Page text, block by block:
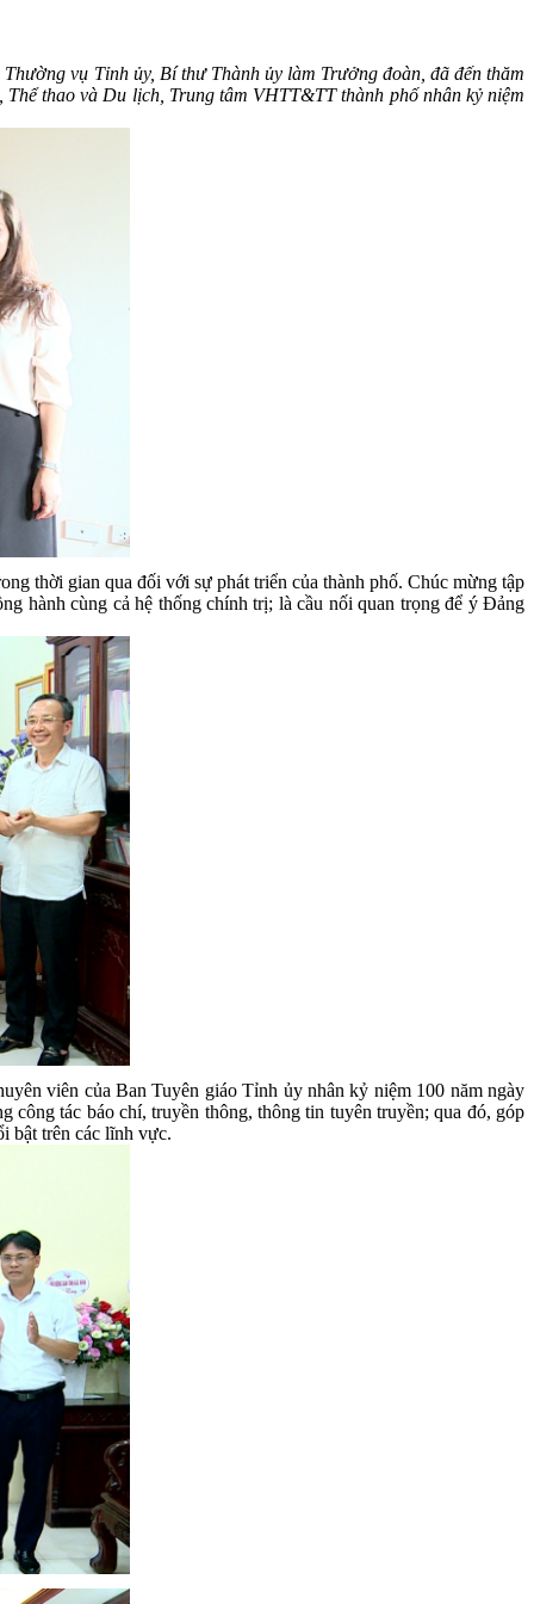
Thường vụ Tỉnhủy, Bí thư Thành ủylàm Trưởng đoàn, đã đến thăm
Thể thao và Du lịch, Trung tâm VHTT&TT thành phốnhân kỷ niệm
thời gian qua đối với sự phát triển của thành phố. Chúc mừng tập
hành cùng cả hệ thống chính trị; là cầu nối quan trọng để ý Đảng
viên của Ban Tuyên giáo Tỉnh ủy nhân kỷ niệm 100 năm ngày
tác báo chí, truyền thông, thông tin tuyên truyền; qua đó, góp
bật trên các lĩnh vực.